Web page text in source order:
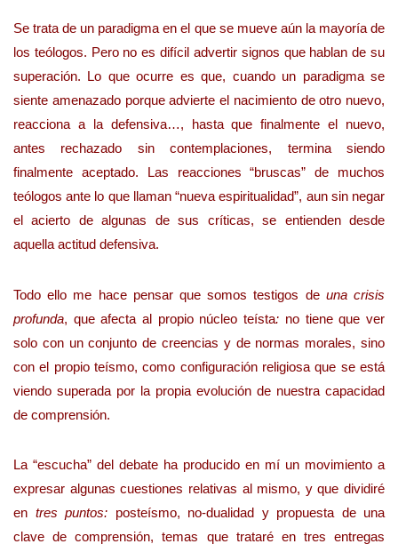
Se trata de un paradigma en el que se mueve aún la mayoría de
los teólogos. Pero no es difícil advertir signos que hablan de su
superación. Lo que ocurre es que, cuando un paradigma se
siente amenazado porque advierte el nacimiento de otro nuevo,
reacciona a la defensiva…, hasta que finalmente el nuevo,
antes rechazado sin contemplaciones, termina siendo
finalmente aceptado. Las reacciones “bruscas” de muchos
teólogos ante lo que llaman “nueva espiritualidad”, aun sin negar
el acierto de algunas de sus críticas, se entienden desde
aquella actitud defensiva.
Todo ello me hace pensar que somos testigos de una crisis
profunda, que afecta al propio núcleo teísta: no tiene que ver
solo con un conjunto de creencias y de normas morales, sino
con el propio teísmo, como configuración religiosa que se está
viendo superada por la propia evolución de nuestra capacidad
de comprensión.
La “escucha” del debate ha producido en mí un movimiento a
expresar algunas cuestiones relativas al mismo, y que dividiré
en tres puntos: posteísmo, no-dualidad y propuesta de una
clave de comprensión, temas que trataré en tres entregas